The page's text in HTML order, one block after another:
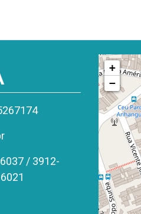
/ 3912-
+
−